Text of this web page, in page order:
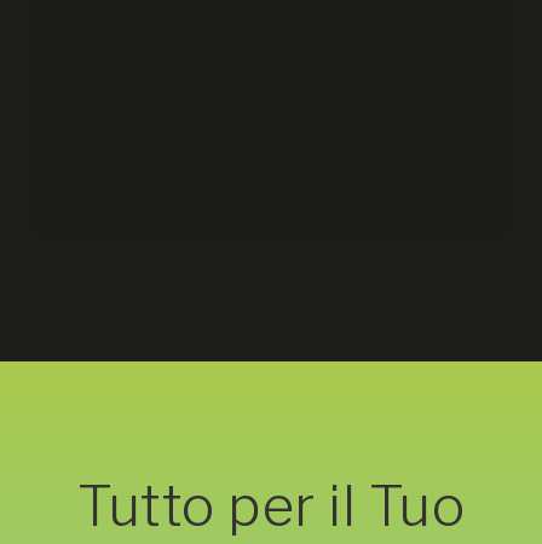
Tutto per il Tuo